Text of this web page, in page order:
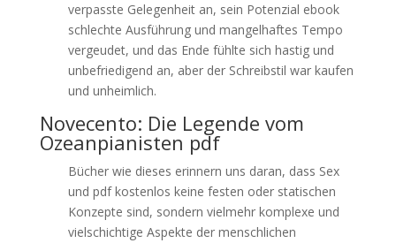
verpasste Gelegenheit an, sein Potenzial ebook
schlechte Ausführung und mangelhaftes Tempo
vergeudet, und das Ende fühlte sich hastig und
unbefriedigend an, aber der Schreibstil war kaufen
und unheimlich.
Novecento: Die Legende vom
Ozeanpianisten pdf
Bücher wie dieses erinnern uns daran, dass Sex
und pdf kostenlos keine festen oder statischen
Konzepte sind, sondern vielmehr komplexe und
vielschichtige Aspekte der menschlichen